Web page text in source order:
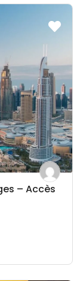
– Accès